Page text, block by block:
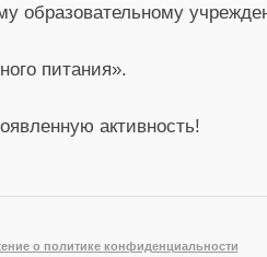
образовательному
питания».
активность!
о политике конфиденциальности